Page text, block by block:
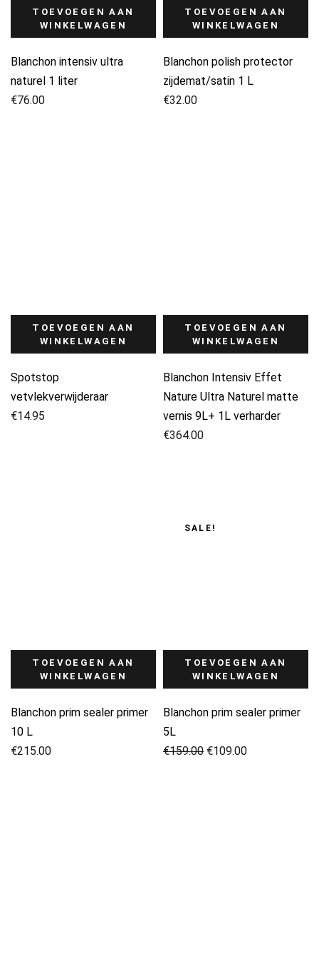
TOEVOEGEN AAN
WINKELWAGEN
Blanchon intensiv ultra
naturel 1 liter
€76.00
TOEVOEGEN AAN
WINKELWAGEN
Blanchon polish protector
zijdemat/satin 1 L
€32.00
TOEVOEGEN AAN
WINKELWAGEN
Spotstop
vetvlekverwijderaar
€14.95
TOEVOEGEN AAN
WINKELWAGEN
Blanchon Intensiv Effet
Nature Ultra Naturel matte
vernis 9L+ 1L verharder
€364.00
TOEVOEGEN AAN
WINKELWAGEN
Blanchon prim sealer primer
10 L
€215.00
SALE!
TOEVOEGEN AAN
WINKELWAGEN
Blanchon prim sealer primer
5L
€159.00
Oorspronkelijke
€109.00
Huidige